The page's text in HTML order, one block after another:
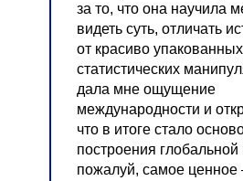
за то, что она научила
видеть суть, отличать
от красиво упакованных
статистических
дала мне ощущение
международности и
что в итоге стало
построения
пожалуй, самое